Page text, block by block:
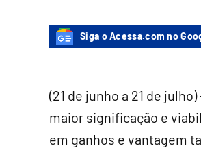
Siga o Acessa.com no
(21 de junho a 21 de
maior significação e
em ganhos e vantagem